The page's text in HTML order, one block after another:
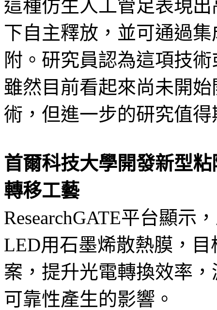
這種仿生人工管足表現
下自主釋放，並可通過
附。研究員認為這項技
雖然目前看起來尚未開
術，但進一步的研究值得
首爾科技大學開發新型
轉移工藝
ResearchGATE平台顯示
LED用石墨烯散熱膜，
案，提升光電轉換效率
可靠性產生的影響。